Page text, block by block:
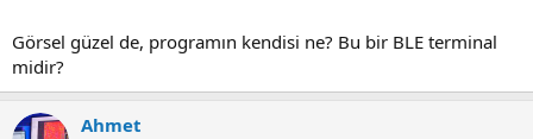
Görsel güzel de, programın kendisi ne? Bu bir BLE terminal
midir?
Ahmet